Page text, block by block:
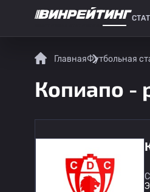
ГлавнаяФутбольная
Копиапо -